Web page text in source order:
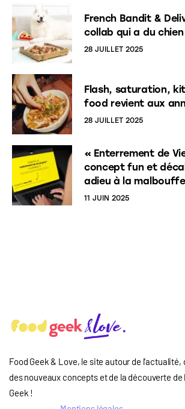
French Bandit &
collab qui a du chien
28 JUILLET 2025
Flash, saturation,
food revient aux
28 JUILLET 2025
« Enterrement de
concept fun et
adieu à la malbouffe
11 JUIN 2025
Food Geek & Love, le site autour de
des nouveaux concepts et de la découverte de
Geek !